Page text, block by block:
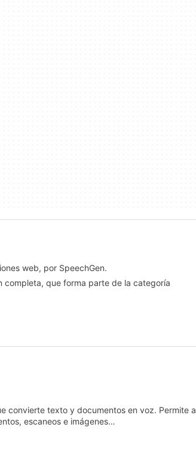
web, por SpeechGen.
completa, que forma parte de la categoría
convierte texto y documentos en voz. Permite a
escaneos e imágenes…